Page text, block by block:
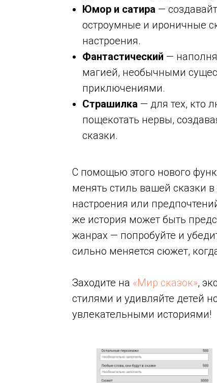
Юмор и сатира —
остроумные и ироничные
настроения.
Фантастический —
магией, необычными
приключениями.
Страшилка — для тех, кто
пощекотать нервы,
сказки.
С помощью этого нового
менять стиль вашей сказки
настроения или
же история может быть
жанрах — попробуйте и
сильно меняется сюжет,
Заходите на «Мир сказок»,
стилями и удивляйте детей
увлекательными историями!